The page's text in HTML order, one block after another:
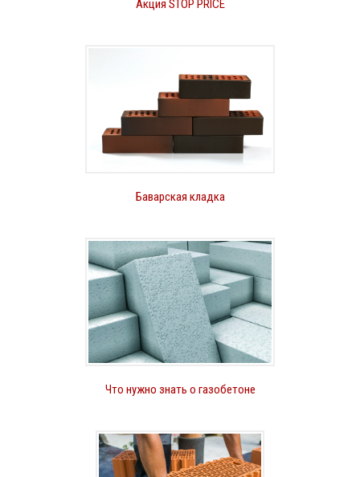
Акция STOP PRICE
Баварская кладка
Что нужно знать о газобетоне